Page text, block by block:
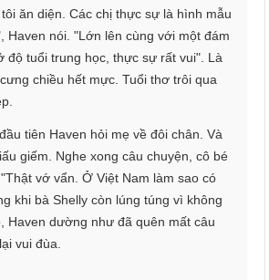
ăn diện. Các chị thực sự là hình mẫu
Haven nói. "Lớn lên cùng với một đám
độ tuổi trung học, thực sự rất vui". Là
chiều hết mực. Tuổi thơ trôi qua
tiên Haven hỏi mẹ về đôi chân. Và
giếm. Nghe xong câu chuyện, cô bé
vớ vẩn. Ở Việt Nam làm sao có
khi bà Shelly còn lúng túng vì không
Haven dường như đã quên mất câu
vui đùa.